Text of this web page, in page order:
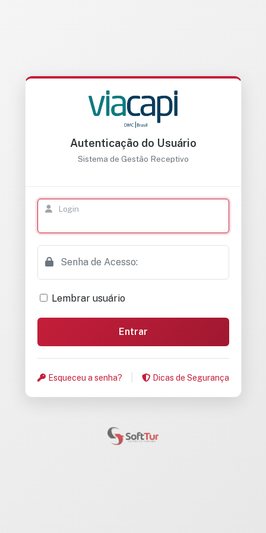
Autenticação do Usuário
Sistema de Gestão Receptivo
Login
Senha de Acesso:
Lembrar usuário
Esqueceu a senha? Dicas de Segurança